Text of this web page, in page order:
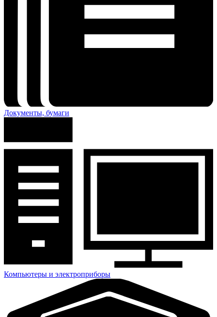
Документы, бумаги
Компьютеры и электроприборы